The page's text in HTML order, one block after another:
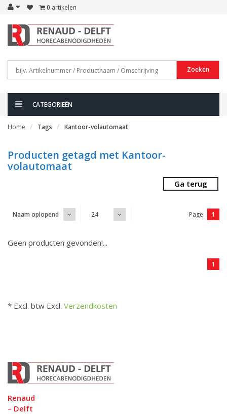
0 artikelen
Zoeken
CATEGORIEËN
Home Tags Kantoor-volautomaat
Producten getagd met Kantoor-
volautomaat
Ga terug
Naam oplopend 24 Page: 1
Geen producten gevonden!...
1
* Excl. btw Excl. Verzendkosten
Renaud
– Delft